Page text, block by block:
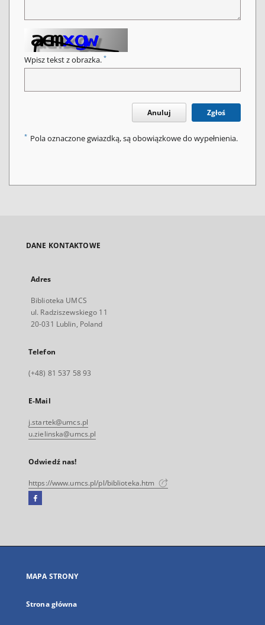
Wpisz tekst z obrazka. *
Anuluj Zgłoś
* Pola oznaczone gwiazdką, są obowiązkowe do wypełnienia.
DANE KONTAKTOWE
Adres
Biblioteka UMCS
ul. Radziszewskiego 11
20-031 Lublin, Poland
Telefon
(+48) 81 537 58 93
E-Mail
j.startek@umcs.pl
u.zielinska@umcs.pl
Odwiedź nas!
https://www.umcs.pl/pl/biblioteka.htm
Facebook
się
karcie
MAPA STRONY
Strona główna